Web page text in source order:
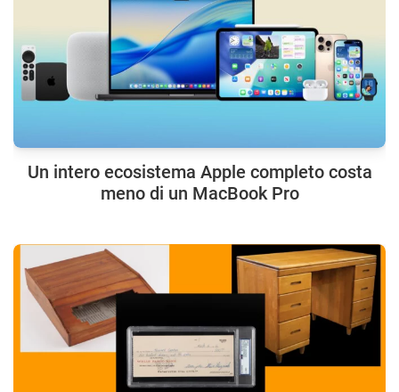
Un intero ecosistema Apple completo costa
meno di un MacBook Pro